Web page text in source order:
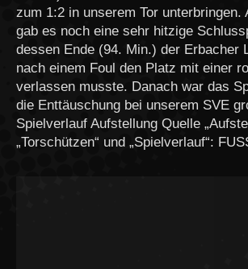
zum 1:2 in unserem Tor unterbringen.
gab es noch eine sehr hitzige
dessen Ende (94. Min.) der Erbacher
nach einem Foul den Platz mit einer
verlassen musste. Danach war das
die Enttäuschung bei unserem SVE
Spielverlauf Aufstellung Quelle
„Torschützen“ und „Spielverlauf“: